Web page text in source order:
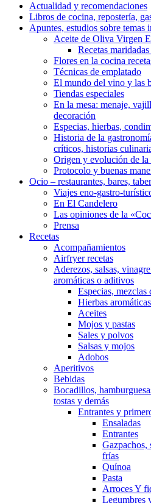
Actualidad y recomendaciones
Libros de cocina, repostería,
Apuntes, estudios sobre temas
Aceite de Oliva Virgen
Recetas
Flores en la cocina
Técnicas de emplatado
El mundo del vino y las
Tiendas especiales
En la mesa: menaje,
decoración
Especias, hierbas,
Historia de la
críticos, historias
Origen y evolución de la
Protocolo y buenas
Ocio – restaurantes, bares,
Viajes eno-gastro-
En El Candelero
Las opiniones de la
Prensa
Recetas
Acompañamientos
Airfryer recetas
Aderezos, salsas,
aromáticas o aditivos
Especias, mezclas
Hierbas aromáticas
Aceites
Mojos y pastas
Sales y polvos
Salsas y mojos
Adobos
Aperitivos
Bebidas
Bocadillos,
tostas y demás
Entrantes y
Ensaladas
Entrantes
Gazpachos,
frías
Quínoa
Pasta
Arroces Y
Legumbres